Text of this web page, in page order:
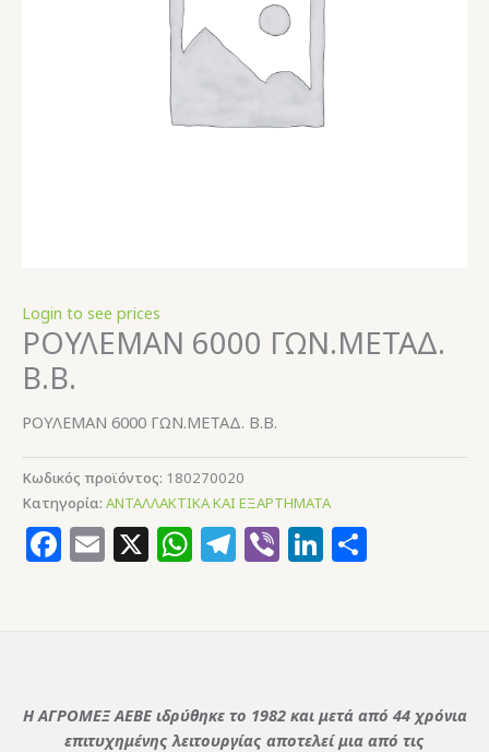
Login to see prices
ΡΟΥΛΕΜΑΝ 6000 ΓΩΝ.ΜΕΤΑΔ.
Β.Β.
ΡΟΥΛΕΜΑΝ 6000 ΓΩΝ.ΜΕΤΑΔ. Β.Β.
Κωδικός προϊόντος: 180270020
Κατηγορία: ΑΝΤΑΛΛΑΚΤΙΚΑ ΚΑΙ ΕΞΑΡΤΗΜΑΤΑ
Facebook
Email
X WhatsApp
Telegram
ViberLinkedIn
Η ΑΓΡΟΜΕΞ ΑΕΒΕ ιδρύθηκε το 1982 και μετά από 44 χρόνια
επιτυχημένης λειτουργίας αποτελεί μια από τις